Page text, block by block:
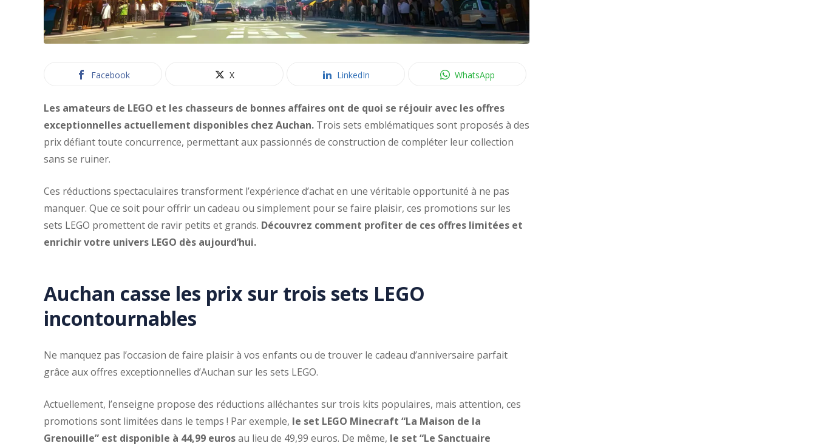
Facebook X LinkedIn WhatsApp
Les amateurs de LEGO et les chasseurs de bonnes affaires ont de quoi se réjouir avec les offres
exceptionnelles actuellement disponibles chez Auchan. Trois sets emblématiques sont proposés à des
prix défiant toute concurrence, permettant aux passionnés de construction de compléter leur collection
sans se ruiner.
Ces réductions spectaculaires transforment l’expérience d’achat en une véritable opportunité à ne pas
manquer. Que ce soit pour offrir un cadeau ou simplement pour se faire plaisir, ces promotions sur les
sets LEGO promettent de ravir petits et grands. Découvrez comment profiter de ces offres limitées et
enrichir votre univers LEGO dès aujourd’hui.
Auchan casse les prix sur trois sets LEGO
incontournables
Ne manquez pas l’occasion de faire plaisir à vos enfants ou de trouver le cadeau d’anniversaire parfait
grâce aux offres exceptionnelles d’Auchan sur les sets LEGO.
Actuellement, l’enseigne propose des réductions alléchantes sur trois kits populaires, mais attention, ces
promotions sont limitées dans le temps ! Par exemple, le set LEGO Minecraft “La Maison de la
Grenouille” est disponible à 44,99 eurosau lieu de 49,99 euros. De même, le set “Le Sanctuaire